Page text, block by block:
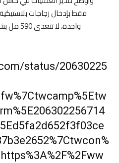
فقط بإدخال زجاجات
واحدة،
status/20630225